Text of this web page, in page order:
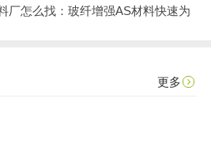
厂怎么找：玻纤增强AS材料快速为
更多